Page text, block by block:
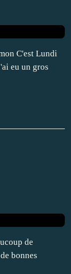
C'est Lundi
eu un gros
de
bonnes